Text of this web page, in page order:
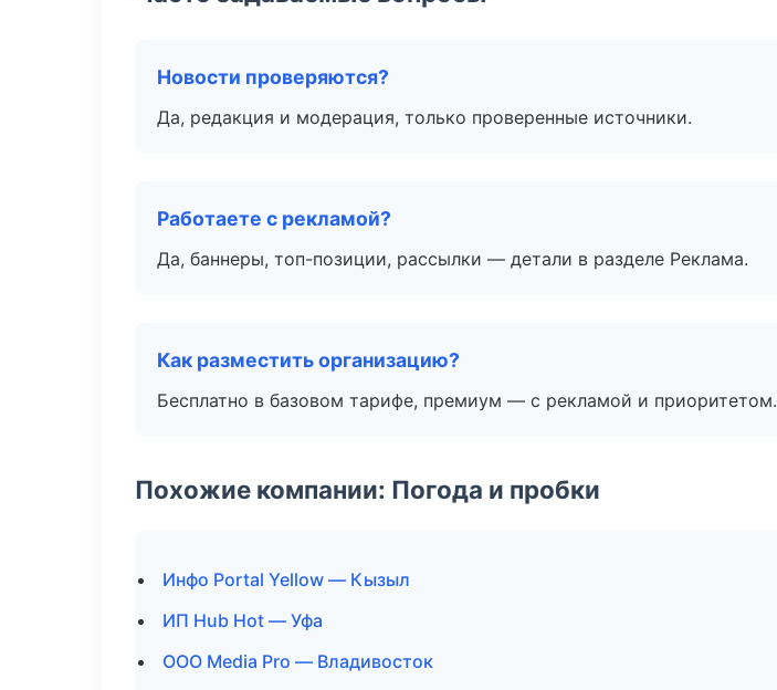
Новости проверяются?
Да, редакция и модерация, только проверенные источники.
Работаете с рекламой?
Да, баннеры, топ-позиции, рассылки — детали в разделе Реклама.
Как разместить организацию?
Бесплатно в базовом тарифе, премиум — с рекламой и приоритетом.
Похожие компании: Погода и пробки
Инфо Portal Yellow — Кызыл
ИП Hub Hot — Уфа
ООО Media Pro — Владивосток